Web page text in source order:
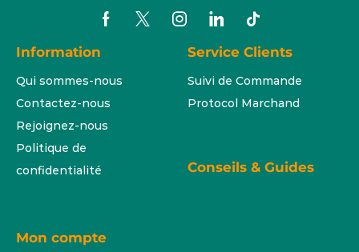
Information
Qui sommes-nous
Contactez-nous
Rejoignez-nous
Politique de
confidentialité
Service Clients
Suivi de Commande
Protocol Marchand
Conseils & Guides
Mon compte